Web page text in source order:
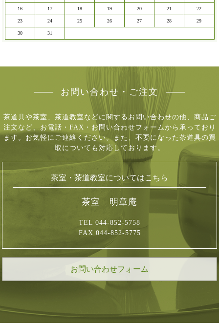
16 17 18 19 20 21 22
23 24 25 26 27 28 29
30 31
お問い合わせ・ご注文
茶道具や茶室、茶道教室などに関するお問い合わせの他、商品ご
注文など、 お電話・FAX・お問い合わせフォームから承っており
ます。お気軽にご連絡ください。 また、不要になった茶道具の買
取についても対応しております。
茶室・茶道教室についてはこちら
茶室 明章庵
TEL 044-852-5758
FAX 044-852-5775
お問い合わせフォーム